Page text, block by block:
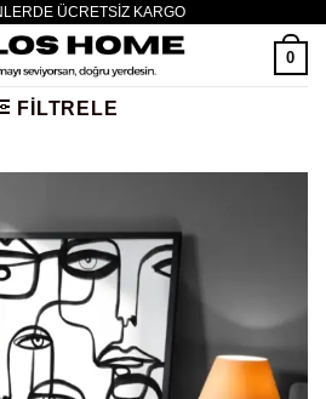
ÜCRETSİZ KARGO
0
FILTRELE